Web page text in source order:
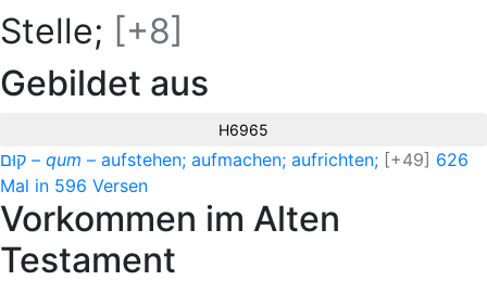
Stelle; [+8]
Gebildet aus
H6965
קוּם – qum – aufstehen; aufmachen; aufrichten; [+49] 626
Mal in 596 Versen
Vorkommen im Alten
Testament